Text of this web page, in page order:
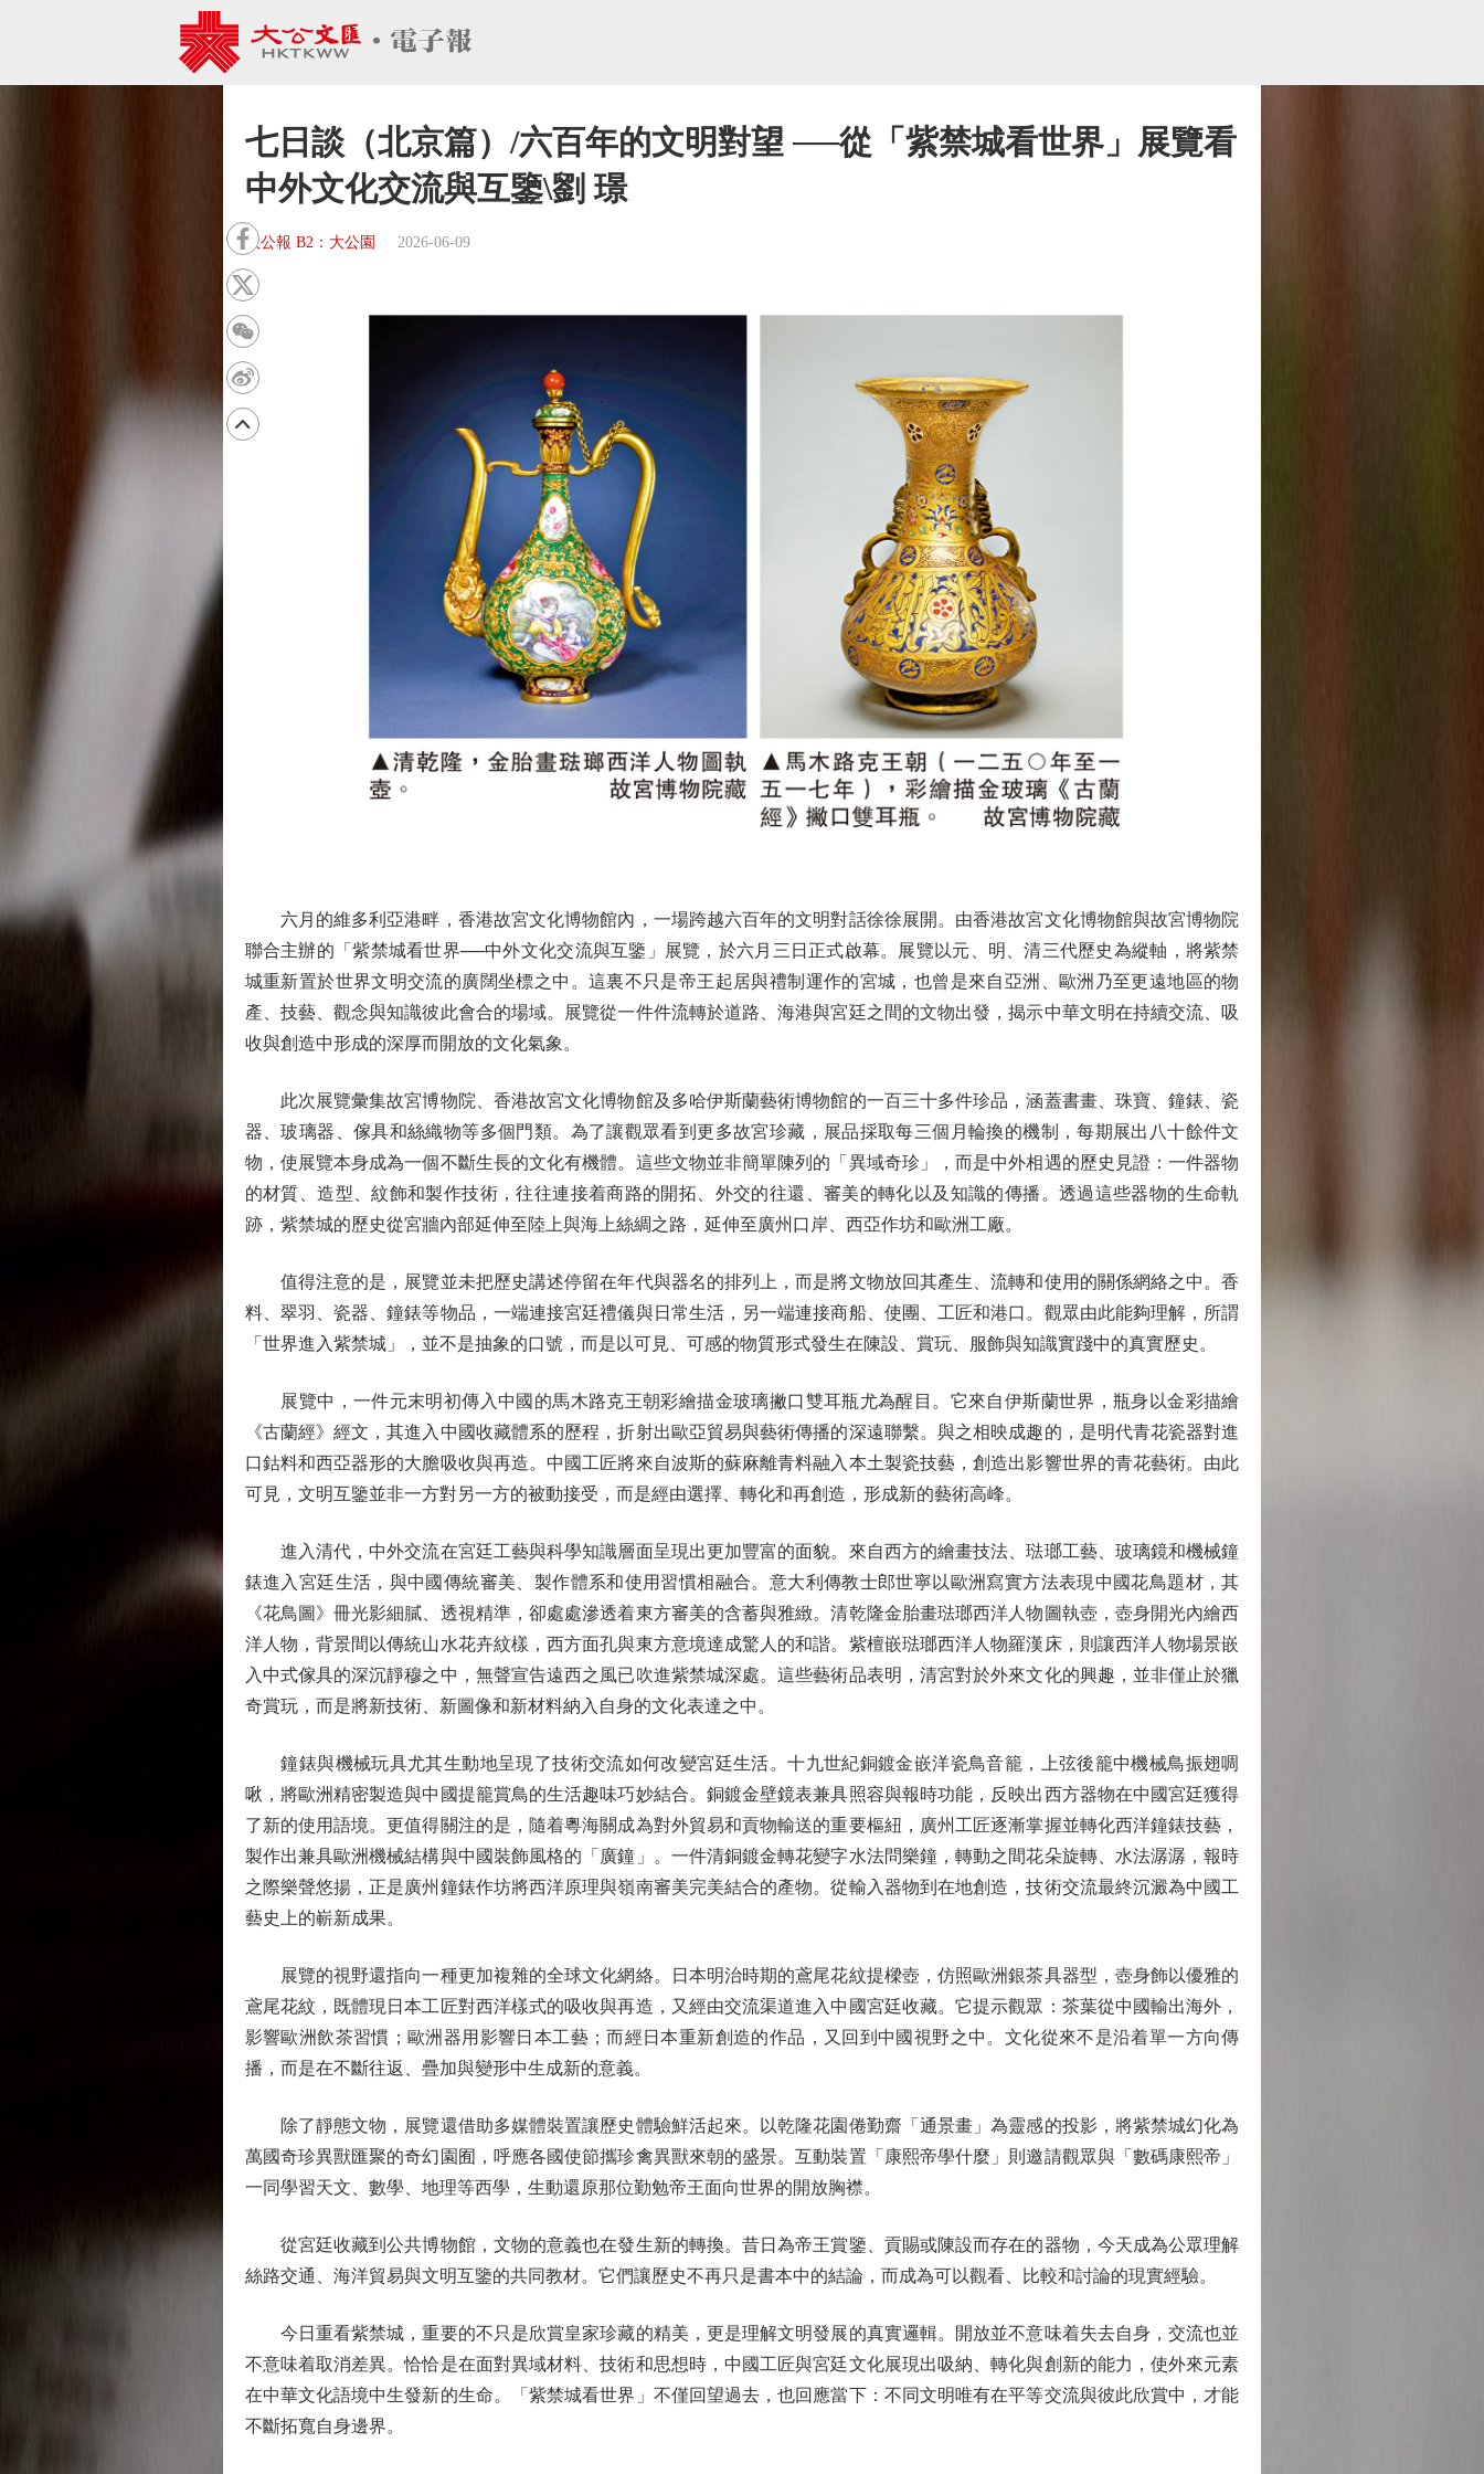
七日談（北京篇）/六百年的文明對望 ──從「紫禁城看世界」展覽看
中外文化交流與互鑒\劉 璟
大公報 B2：大公園 2026-06-09
六月的維多利亞港畔，香港故宮文化博物館內，一場跨越六百年的文明對話徐徐展開。由香港故宮文化博物館與故宮博物院
聯合主辦的「紫禁城看世界──中外文化交流與互鑒」展覽，於六月三日正式啟幕。展覽以元、明、清三代歷史為縱軸，將紫禁
城重新置於世界文明交流的廣闊坐標之中。這裏不只是帝王起居與禮制運作的宮城，也曾是來自亞洲、歐洲乃至更遠地區的物
產、技藝、觀念與知識彼此會合的場域。展覽從一件件流轉於道路、海港與宮廷之間的文物出發，揭示中華文明在持續交流、吸
收與創造中形成的深厚而開放的文化氣象。
此次展覽彙集故宮博物院、香港故宮文化博物館及多哈伊斯蘭藝術博物館的一百三十多件珍品，涵蓋書畫、珠寶、鐘錶、瓷
器、玻璃器、傢具和絲織物等多個門類。為了讓觀眾看到更多故宮珍藏，展品採取每三個月輪換的機制，每期展出八十餘件文
物，使展覽本身成為一個不斷生長的文化有機體。這些文物並非簡單陳列的「異域奇珍」，而是中外相遇的歷史見證：一件器物
的材質、造型、紋飾和製作技術，往往連接着商路的開拓、外交的往還、審美的轉化以及知識的傳播。透過這些器物的生命軌
跡，紫禁城的歷史從宮牆內部延伸至陸上與海上絲綢之路，延伸至廣州口岸、西亞作坊和歐洲工廠。
值得注意的是，展覽並未把歷史講述停留在年代與器名的排列上，而是將文物放回其產生、流轉和使用的關係網絡之中。香
料、翠羽、瓷器、鐘錶等物品，一端連接宮廷禮儀與日常生活，另一端連接商船、使團、工匠和港口。觀眾由此能夠理解，所謂
「世界進入紫禁城」，並不是抽象的口號，而是以可見、可感的物質形式發生在陳設、賞玩、服飾與知識實踐中的真實歷史。
展覽中，一件元末明初傳入中國的馬木路克王朝彩繪描金玻璃撇口雙耳瓶尤為醒目。它來自伊斯蘭世界，瓶身以金彩描繪
《古蘭經》經文，其進入中國收藏體系的歷程，折射出歐亞貿易與藝術傳播的深遠聯繫。與之相映成趣的，是明代青花瓷器對進
口鈷料和西亞器形的大膽吸收與再造。中國工匠將來自波斯的蘇麻離青料融入本土製瓷技藝，創造出影響世界的青花藝術。由此
可見，文明互鑒並非一方對另一方的被動接受，而是經由選擇、轉化和再創造，形成新的藝術高峰。
進入清代，中外交流在宮廷工藝與科學知識層面呈現出更加豐富的面貌。來自西方的繪畫技法、琺瑯工藝、玻璃鏡和機械鐘
錶進入宮廷生活，與中國傳統審美、製作體系和使用習慣相融合。意大利傳教士郎世寧以歐洲寫實方法表現中國花鳥題材，其
《花鳥圖》冊光影細膩、透視精準，卻處處滲透着東方審美的含蓄與雅緻。清乾隆金胎畫琺瑯西洋人物圖執壺，壺身開光內繪西
洋人物，背景間以傳統山水花卉紋樣，西方面孔與東方意境達成驚人的和諧。紫檀嵌琺瑯西洋人物羅漢床，則讓西洋人物場景嵌
入中式傢具的深沉靜穆之中，無聲宣告遠西之風已吹進紫禁城深處。這些藝術品表明，清宮對於外來文化的興趣，並非僅止於獵
奇賞玩，而是將新技術、新圖像和新材料納入自身的文化表達之中。
鐘錶與機械玩具尤其生動地呈現了技術交流如何改變宮廷生活。十九世紀銅鍍金嵌洋瓷鳥音籠，上弦後籠中機械鳥振翅啁
啾，將歐洲精密製造與中國提籠賞鳥的生活趣味巧妙結合。銅鍍金壁鏡表兼具照容與報時功能，反映出西方器物在中國宮廷獲得
了新的使用語境。更值得關注的是，隨着粵海關成為對外貿易和貢物輸送的重要樞紐，廣州工匠逐漸掌握並轉化西洋鐘錶技藝，
製作出兼具歐洲機械結構與中國裝飾風格的「廣鐘」。一件清銅鍍金轉花變字水法問樂鐘，轉動之間花朵旋轉、水法潺潺，報時
之際樂聲悠揚，正是廣州鐘錶作坊將西洋原理與嶺南審美完美結合的產物。從輸入器物到在地創造，技術交流最終沉澱為中國工
藝史上的嶄新成果。
展覽的視野還指向一種更加複雜的全球文化網絡。日本明治時期的鳶尾花紋提樑壺，仿照歐洲銀茶具器型，壺身飾以優雅的
鳶尾花紋，既體現日本工匠對西洋樣式的吸收與再造，又經由交流渠道進入中國宮廷收藏。它提示觀眾：茶葉從中國輸出海外，
影響歐洲飲茶習慣；歐洲器用影響日本工藝；而經日本重新創造的作品，又回到中國視野之中。文化從來不是沿着單一方向傳
播，而是在不斷往返、疊加與變形中生成新的意義。
除了靜態文物，展覽還借助多媒體裝置讓歷史體驗鮮活起來。以乾隆花園倦勤齋「通景畫」為靈感的投影，將紫禁城幻化為
萬國奇珍異獸匯聚的奇幻園囿，呼應各國使節攜珍禽異獸來朝的盛景。互動裝置「康熙帝學什麼」則邀請觀眾與「數碼康熙帝」
一同學習天文、數學、地理等西學，生動還原那位勤勉帝王面向世界的開放胸襟。
從宮廷收藏到公共博物館，文物的意義也在發生新的轉換。昔日為帝王賞鑒、貢賜或陳設而存在的器物，今天成為公眾理解
絲路交通、海洋貿易與文明互鑒的共同教材。它們讓歷史不再只是書本中的結論，而成為可以觀看、比較和討論的現實經驗。
今日重看紫禁城，重要的不只是欣賞皇家珍藏的精美，更是理解文明發展的真實邏輯。開放並不意味着失去自身，交流也並
不意味着取消差異。恰恰是在面對異域材料、技術和思想時，中國工匠與宮廷文化展現出吸納、轉化與創新的能力，使外來元素
在中華文化語境中生發新的生命。「紫禁城看世界」不僅回望過去，也回應當下：不同文明唯有在平等交流與彼此欣賞中，才能
不斷拓寬自身邊界。